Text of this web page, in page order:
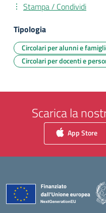
Stampa / Condividi
Tipologia
Circolari per alunni e
Circolari per docenti e
Scarica la
App Store